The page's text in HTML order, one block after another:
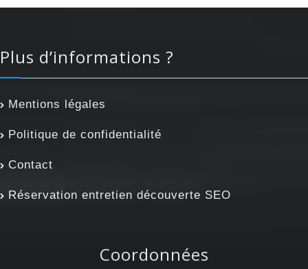
Plus d’informations ?
Mentions légales
Politique de confidentialité
Contact
Réservation entretien découverte SEO
Coordonnées